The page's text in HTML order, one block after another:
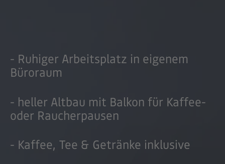
- Ruhiger Arbeitsplatz in eigenem
Büroraum
- heller Altbau mit Balkon für Kaffee-
oder Raucherpausen
- Kaffee, Tee & Getränke inklusive